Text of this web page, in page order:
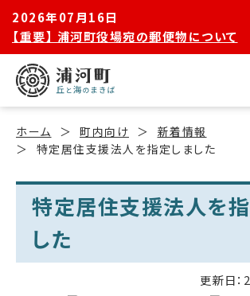
2026年07月16日
【重要】 浦河町役場宛の郵便物について
ホーム 町内向け
新着情報
特定居住支援法人を指定しました
特定居住支援法人を
した
更新日：